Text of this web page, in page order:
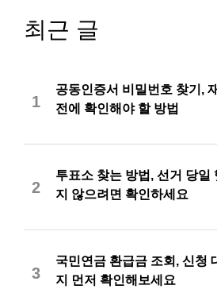
최근 글
1
공동인증서 비밀번호 찾기,
전에 확인해야 할 방법
2
투표소 찾는 방법, 선거 당일
지 않으려면 확인하세요
3
국민연금 환급금 조회, 신청
지 먼저 확인해보세요